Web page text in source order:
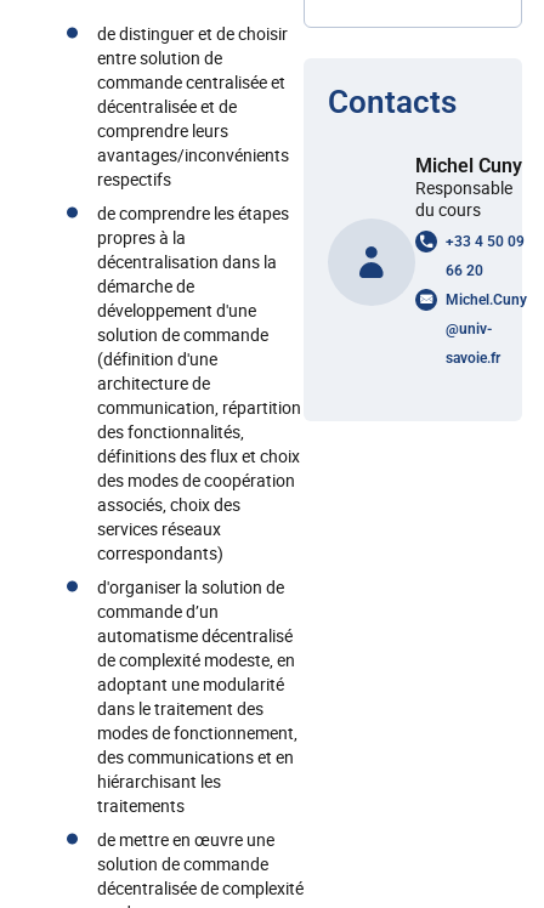
de distinguer et de choisir
entre solution de
commande centralisée et
décentralisée et de
comprendre leurs
avantages/inconvénients
respectifs
de comprendre les étapes
propres à la
décentralisation dans la
démarche de
développement d'une
solution de commande
(définition d'une
architecture de
communication, répartition
des fonctionnalités,
définitions des flux et choix
des modes de coopération
associés, choix des
services réseaux
correspondants)
d'organiser la solution de
commande d’un
automatisme décentralisé
de complexité modeste, en
adoptant une modularité
dans le traitement des
modes de fonctionnement,
des communications et en
hiérarchisant les
traitements
de mettre en œuvre une
solution de commande
décentralisée de complexité
Contacts
Michel Cuny
Responsable
du cours
+33 4 50 09
66 20
Michel.Cuny
@univ-
savoie.fr